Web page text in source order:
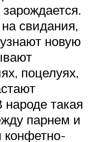
свидания,
новую
поцелуях,
народе такая
парнем и
конфетно-